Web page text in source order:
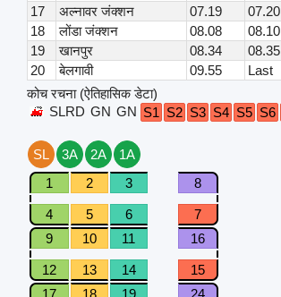
17
अल्नावर जंक्शन 07.19 07.20
18
लोंडा जंक्शन 08.08 08.10
19
खानपुर 08.34 08.35
20
बेलगावी 09.55 Last
कोच रचना (ऐतिहासिक डेटा)
SLRD GN GN S1 S2 S3 S4 S5 S6
SL 3A 2A
1A
1
2 3 8
4 5 6
7
9
10 11 16
12 13 14
15
17
18 19 24